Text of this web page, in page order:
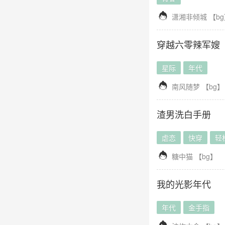
 潇湘非倾城 【bg
穿越六零辣军嫂
星际 年代
 南风随梦 【bg】
渣男洗白手册
虐恋 快穿 轻
 糖中猫 【bg】
我的光影年代
年代 金手指